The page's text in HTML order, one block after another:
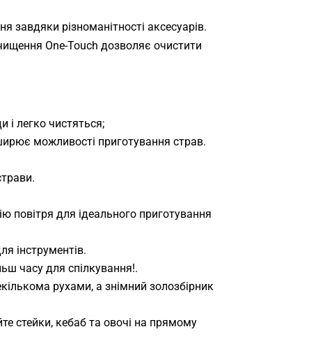
різноманітності аксесуарів.
One-Touch дозволяє очистити
і легко чистяться;
можливості приготування страв.
повітря для ідеального приготування
інструментів.
часу для спілкування!.
рухами, а знімний золозбірник
стейки, кебаб та овочі на прямому